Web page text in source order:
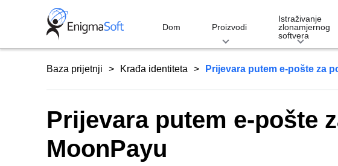
Dom Proizvodi
Istraživanje
zlonamjernog
softvera
Baza prijetnji Krađa identiteta Prijevara putem e-pošte za
Prijevara putem e-pošte
MoonPayu